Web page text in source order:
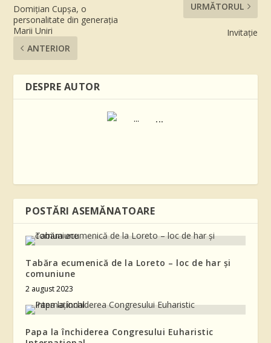
Domițian Cupșa, o
personalitate din generația
Marii Uniri
ANTERIOR
URMĂTORUL
Invitație
DESPRE AUTOR
...
POSTĂRI ASEMĂNATOARE
Tabăra ecumenică de la Loreto – loc de har și
comuniune
2 august 2023
Papa la închiderea Congresului Euharistic